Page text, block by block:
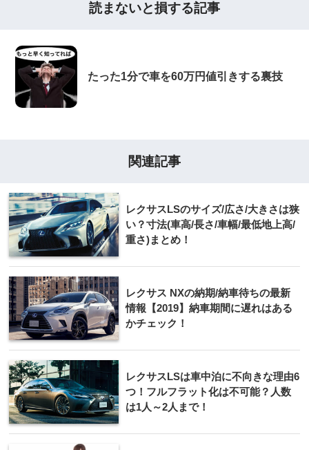
読まないと損する記事
たった1分で車を60万円値引きする裏技
関連記事
レクサスLSのサイズ/広さ/大きさは狭
い？寸法(車高/長さ/車幅/最低地上高/
重さ)まとめ！
レクサス NXの納期/納車待ちの最新
情報【2019】納車期間に遅れはある
かチェック！
レクサスLSは車中泊に不向きな理由6
つ！フルフラット化は不可能？人数
は1人～2人まで！